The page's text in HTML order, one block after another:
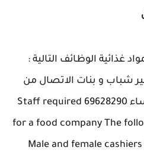
الوظائف التالية :
شباب و بنات الاتصال من
الساعه 8 صباحا حتي 3 مساء 69628290 Staff required
for a food company The
Male and female